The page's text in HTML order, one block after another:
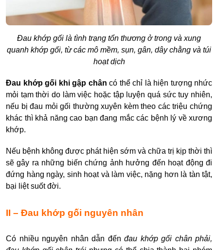
Đau khớp gối là tình trạng tổn thương ở trong và xung
quanh khớp gối, từ các mô mềm, sụn, gân, dây chằng và túi
hoạt dịch
Đau khớp gối khi gập chân có thể chỉ là hiện tượng nhức
mỏi tạm thời do làm việc hoặc tập luyện quá sức tuy nhiên,
nếu bị đau mỏi gối thường xuyên kèm theo các triệu chứng
khác thì khả năng cao bạn đang mắc các bệnh lý về xương
khớp.
Nếu bệnh không được phát hiện sớm và chữa trị kịp thời thì
sẽ gây ra những biến chứng ảnh hưởng đến hoạt động đi
đứng hàng ngày, sinh hoạt và làm việc, nặng hơn là tàn tật,
bại liệt suốt đời.
II – Đau khớp gối nguyên nhân
Có nhiều nguyên nhân dẫn đến đau khớp gối chân phải,